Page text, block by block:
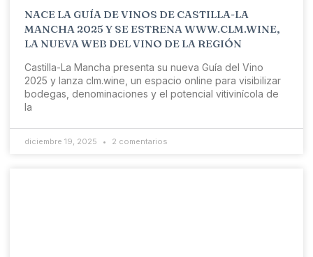
NACE LA GUÍA DE VINOS DE CASTILLA-LA
MANCHA 2025 Y SE ESTRENA WWW.CLM.WINE,
LA NUEVA WEB DEL VINO DE LA REGIÓN
Castilla-La Mancha presenta su nueva Guía del Vino
2025 y lanza clm.wine, un espacio online para visibilizar
bodegas, denominaciones y el potencial vitivinícola de
la
diciembre 19, 2025 2 comentarios